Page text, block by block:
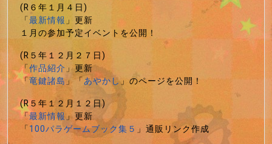
(R６年１月４日)
「最新情報」更新
１月の参加予定イベントを公開！
(R５年１２月２７日)
「作品紹介」更新
「竜鍵諸島」「あやかし」のページを公開！
(R５年１２月１２日)
「最新情報」更新
「100パラゲームブック集５ 」通販リンク作成